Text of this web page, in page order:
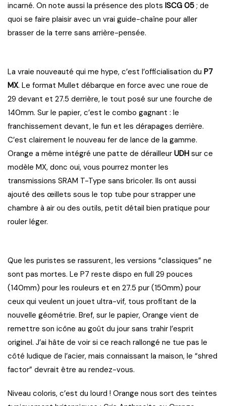
incarné. On note aussi la présence des plots ISCG 05 ; de
quoi se faire plaisir avec un vrai guide-chaîne pour aller
brasser de la terre sans arrière-pensée.
La vraie nouveauté qui me hype, c’est l’officialisation du P7
MX. Le format Mullet débarque en force avec une roue de
29 devant et 27.5 derrière, le tout posé sur une fourche de
140mm. Sur le papier, c’est le combo gagnant : le
franchissement devant, le fun et les dérapages derrière.
C’est clairement le nouveau fer de lance de la gamme.
Orange a même intégré une patte de dérailleur UDH sur ce
modèle MX, donc oui, vous pourrez monter les
transmissions SRAM T-Type sans bricoler. Ils ont aussi
ajouté des œillets sous le top tube pour strapper une
chambre à air ou des outils, petit détail bien pratique pour
rouler léger.
Que les puristes se rassurent, les versions “classiques” ne
sont pas mortes. Le P7 reste dispo en full 29 pouces
(140mm) pour les rouleurs et en 27.5 pur (150mm) pour
ceux qui veulent un jouet ultra-vif, tous profitant de la
nouvelle géométrie. Bref, sur le papier, Orange vient de
remettre son icône au goût du jour sans trahir l’esprit
originel. J’ai hâte de voir si ce reach rallongé ne tue pas le
côté ludique de l’acier, mais connaissant la maison, le “shred
factor” devrait être au rendez-vous.
Niveau coloris, c’est du lourd ! Orange nous sort des teintes